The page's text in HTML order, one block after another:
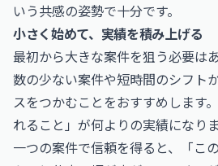
いう共感の姿勢で十分です。
小さく始めて、実績を積み上げる
最初から大きな案件を狙う必要は
数の少ない案件や短時間のシフト
スをつかむことをおすすめします
れること」が何よりの実績になりま
一つの案件で信頼を得ると、「こ